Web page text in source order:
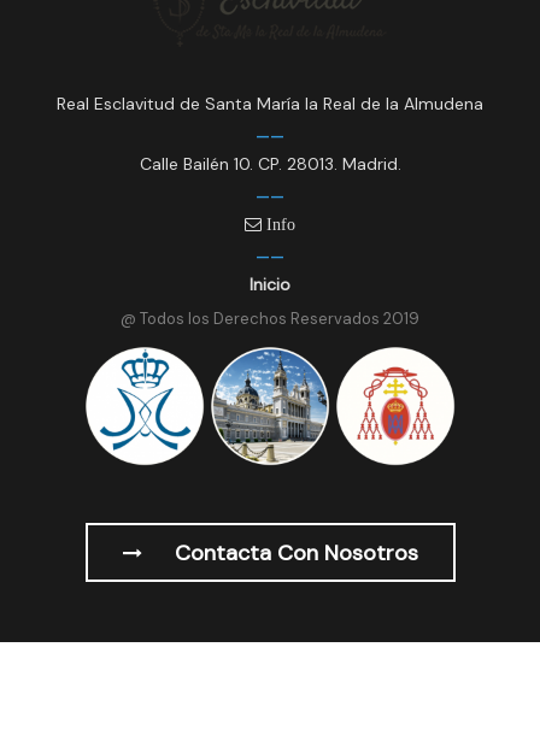
Real Esclavitud de Santa María la Real de la Almudena
Calle Bailén 10. CP. 28013. Madrid.
Info
Inicio
@ Todos los Derechos Reservados 2019
Contacta Con Nosotros